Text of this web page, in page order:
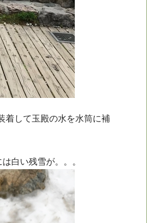
着して玉殿の水を水筒に補
白い残雪が。。。